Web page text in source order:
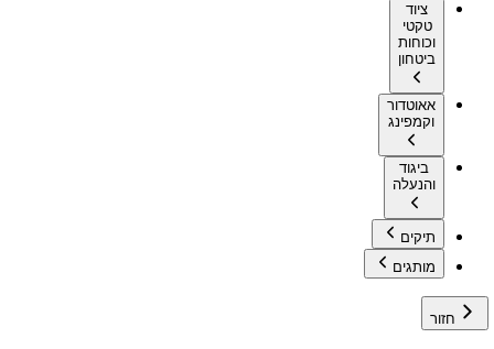
ציוד
טקטי
וכוחות
ביטחון
אאוטדור
וקמפינג
ביגוד
והנעלה
תיקים
מותגים
חזור